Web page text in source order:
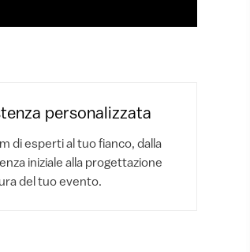
personalizzata
di esperti al tuo fianco, dalla
iniziale alla progettazione
del tuo evento.